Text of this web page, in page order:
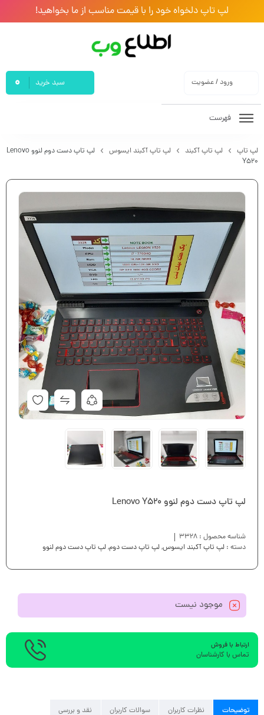
لپ تاپ دلخواه خود را با قیمت مناسب از ما بخواهید!
ورود / عضویت سبد خرید 0
فهرست
لپ تاپ لپ تاپ آکبند لپ تاپ آکبند ایسوس
لپ تاپ دست دوم لنوو Lenovo
Y520
لپ تاپ دست دوم لنوو Lenovo Y520
شناسه محصول : 3328
دسته : لپ تاپ آکبند ایسوس,لپ تاپ دست دوم,لپ تاپ دست دوم لنوو
موجود نیست
ارتباط با فروش
تماس با کارشناسان
توضیحات نظرات کاربران سوالات کاربران نقد و بررسی